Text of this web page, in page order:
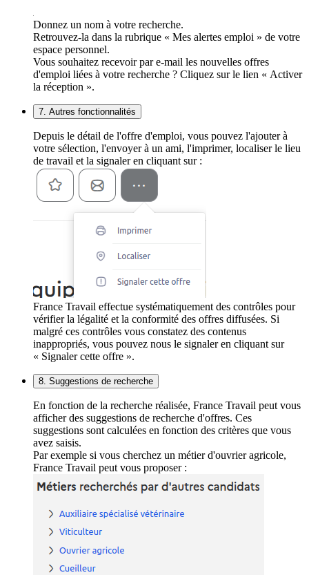
Donnez un nom à votre recherche.
Retrouvez-la dans la rubrique « Mes alertes emploi » de votre
espace personnel.
Vous souhaitez recevoir par e-mail les nouvelles offres
d'emploi liées à votre recherche ? Cliquez sur le lien « Activer
la réception ».
7. Autres fonctionnalités
Depuis le détail de l'offre d'emploi, vous pouvez l'ajouter à
votre sélection, l'envoyer à un ami, l'imprimer, localiser le lieu
de travail et la signaler en cliquant sur :
France Travail effectue systématiquement des contrôles pour
vérifier la légalité et la conformité des offres diffusées. Si
malgré ces contrôles vous constatez des contenus
inappropriés, vous pouvez nous le signaler en cliquant sur
« Signaler cette offre ».
8. Suggestions de recherche
En fonction de la recherche réalisée, France Travail peut vous
afficher des suggestions de recherche d'offres. Ces
suggestions sont calculées en fonction des critères que vous
avez saisis.
Par exemple si vous cherchez un métier d'ouvrier agricole,
France Travail peut vous proposer :